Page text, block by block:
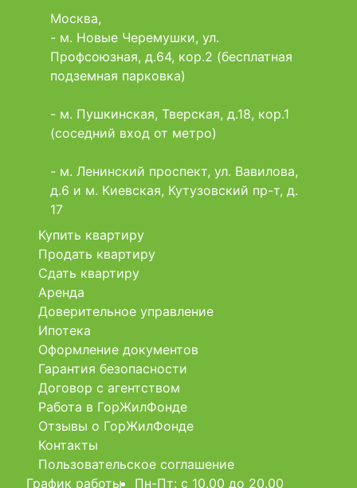
Москва,
- м. Новые Черемушки, ул.
Профсоюзная, д.64, кор.2 (бесплатная
подземная парковка)
- м. Пушкинская, Тверская, д.18, кор.1
(соседний вход от метро)
- м. Ленинский проспект, ул. Вавилова,
д.6 и м. Киевская, Кутузовский пр-т, д.
17
Купить квартиру
Продать квартиру
Сдать квартиру
Аренда
Доверительное управление
Ипотека
Оформление документов
Гарантия безопасности
Договор с агентством
Работа в ГорЖилФонде
Отзывы о ГорЖилФонде
Контакты
Пользовательское соглашение
График работы
Пн-Пт: c 10.00 до 20.00